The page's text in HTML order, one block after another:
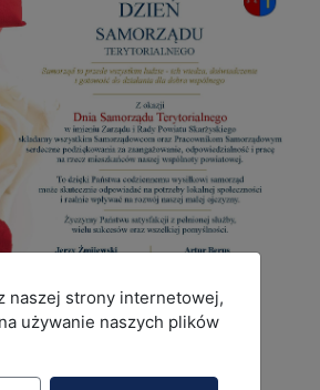
naszej strony internetowej,
używanie naszych plików